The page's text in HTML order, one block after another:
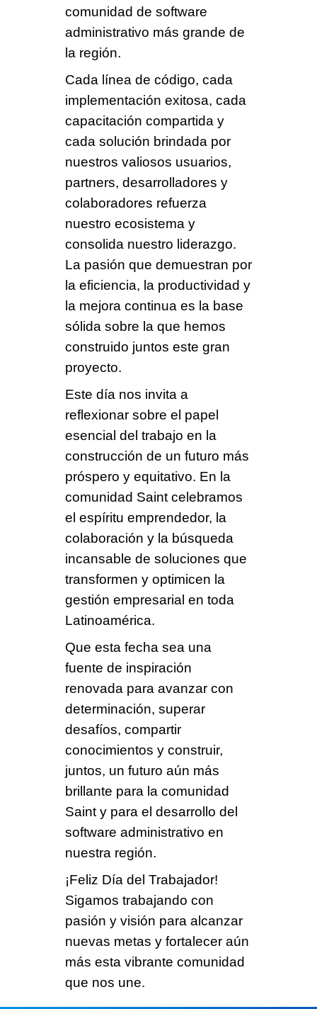
comunidad de software
administrativo más grande de
la región.
Cada línea de código, cada
implementación exitosa, cada
capacitación compartida y
cada solución brindada por
nuestros valiosos usuarios,
partners, desarrolladores y
colaboradores refuerza
nuestro ecosistema y
consolida nuestro liderazgo.
La pasión que demuestran por
la eficiencia, la productividad y
la mejora continua es la base
sólida sobre la que hemos
construido juntos este gran
proyecto.
Este día nos invita a
reflexionar sobre el papel
esencial del trabajo en la
construcción de un futuro más
próspero y equitativo. En la
comunidad Saint celebramos
el espíritu emprendedor, la
colaboración y la búsqueda
incansable de soluciones que
transformen y optimicen la
gestión empresarial en toda
Latinoamérica.
Que esta fecha sea una
fuente de inspiración
renovada para avanzar con
determinación, superar
desafíos, compartir
conocimientos y construir,
juntos, un futuro aún más
brillante para la comunidad
Saint y para el desarrollo del
software administrativo en
nuestra región.
¡Feliz Día del Trabajador!
Sigamos trabajando con
pasión y visión para alcanzar
nuevas metas y fortalecer aún
más esta vibrante comunidad
que nos une.